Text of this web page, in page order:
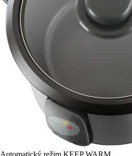
Automatický režim KEEP WARM